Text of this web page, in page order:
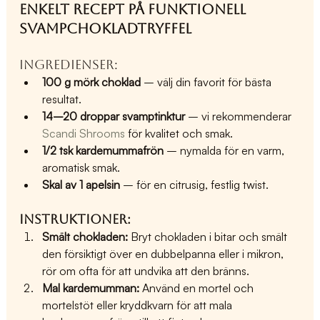
Enkelt recept på funktionell
svampchokladtryffel
Ingredienser:
100 g mörk choklad – välj din favorit för bästa
resultat.
14–20 droppar svamptinktur – vi rekommenderar
Scandi Shrooms för kvalitet och smak.
1/2 tsk kardemummafrön – nymalda för en varm,
aromatisk smak.
Skal av 1 apelsin – för en citrusig, festlig twist.
Instruktioner:
Smält chokladen: Bryt chokladen i bitar och smält
den försiktigt över en dubbelpanna eller i mikron,
rör om ofta för att undvika att den bränns.
Mal kardemumman: Använd en mortel och
mortelstöt eller kryddkvarn för att mala